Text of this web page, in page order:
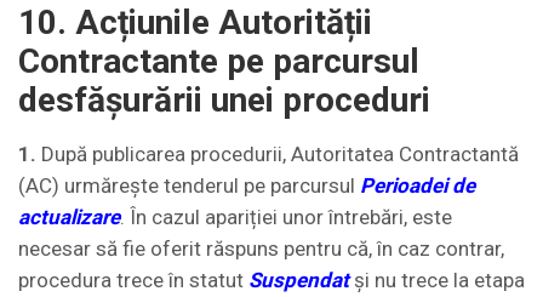
10. Acțiunile Autorității
Contractante pe parcursul
desfășurării unei proceduri
1. După publicarea procedurii, Autoritatea Contractantă
(AC) urmărește tenderul pe parcursul Perioadei de
actualizare. În cazul apariției unor întrebări, este
necesar să fie oferit răspuns pentru că, în caz contrar,
procedura trece în statut Suspendat și nu trece la etapa